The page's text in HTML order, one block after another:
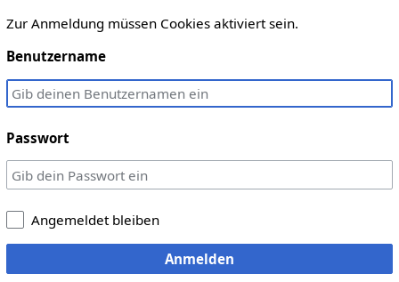
Zur Anmeldung müssen Cookies aktiviert sein.
Benutzername
Passwort
Angemeldet bleiben
Anmelden